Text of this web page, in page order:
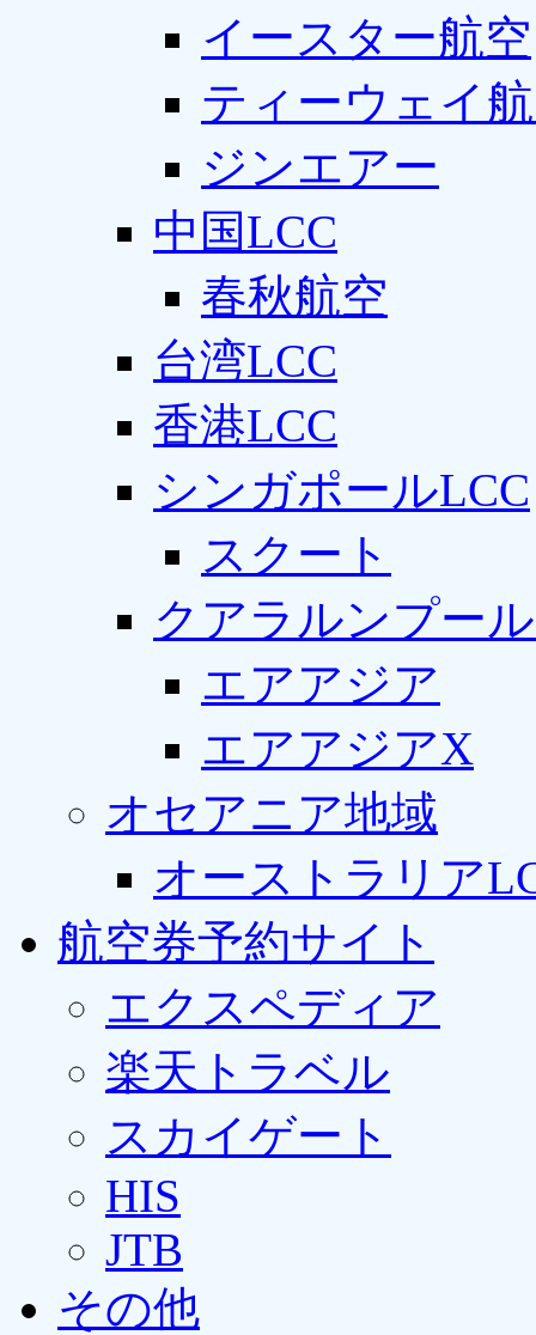
イースター航空
ティーウェイ
ジンエアー
中国LCC
春秋航空
台湾LCC
香港LCC
シンガポールLCC
スクート
クアラルンプー
エアアジア
エアアジアX
オセアニア地域
オーストラリア
航空券予約サイト
エクスペディア
楽天トラベル
スカイゲート
HIS
JTB
その他